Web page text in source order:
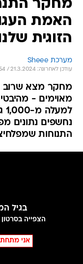
מחקר
האמת
הזוגית
מערכת Sheee
עודכן לאחרונה: 21.3.2024 / 15:54
מחקר מצא שרוב
מאוימים -
נחשפים נתונים
התנוחות
בגיל
הצפייה בסרטון
אני מתחת